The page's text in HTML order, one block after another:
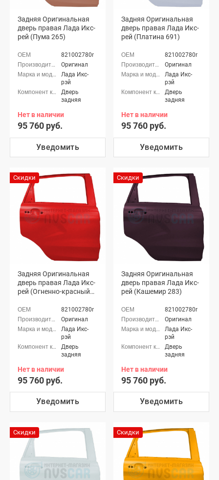
Задняя Оригинальная
дверь правая Лада Икс-
рей (Пума 265)
821002780r
Оригинал
Лада Икс-
рэй
Дверь
задняя
Нет в наличии
95 760 руб.
Уведомить
Задняя Оригинальная
дверь правая Лада Икс-
рей (Платина 691)
821002780r
Оригинал
Лада Икс-
рэй
Дверь
задняя
Нет в наличии
95 760 руб.
Уведомить
Скидки
Задняя Оригинальная
дверь правая Лада Икс-
рей (Огненно-красный
821002780r
Оригинал
Лада Икс-
рэй
Дверь
задняя
Нет в наличии
95 760 руб.
Уведомить
Скидки
Задняя Оригинальная
дверь правая Лада Икс-
рей (Кашемир 283)
821002780r
Оригинал
Лада Икс-
рэй
Дверь
задняя
Нет в наличии
95 760 руб.
Уведомить
Скидки Скидки